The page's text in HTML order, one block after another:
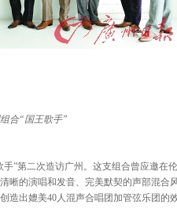
合“国王歌手”
”第二次造访广州。这支组合曾应邀在
晰的演唱和发音、完美默契的声部混合
造出媲美40人混声合唱团加管弦乐团的效